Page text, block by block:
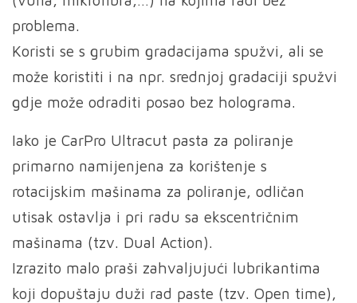
problema.
Koristi se s grubim gradacijama spužvi, ali se
može koristiti i na npr. srednjoj gradaciji spužvi
gdje može odraditi posao bez holograma.
Iako je CarPro Ultracut pasta za poliranje
primarno namijenjena za korištenje s
rotacijskim mašinama za poliranje, odličan
utisak ostavlja i pri radu sa ekscentričnim
mašinama (tzv. Dual Action).
Izrazito malo praši zahvaljujući lubrikantima
koji dopuštaju duži rad paste (tzv. Open time),